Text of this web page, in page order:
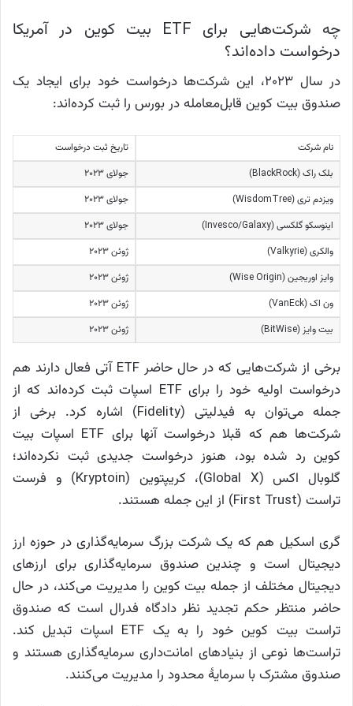
چه شرکت‌هایی برای ETF بیت کوین در آمریکا
درخواست داده‌اند؟
در سال ۲۰۲۳، این شرکت‌ها درخواست خود برای ایجاد یک
صندوق بیت کوین قابل‌معامله در بورس را ثبت کرده‌اند:
نام شرکت
تاریخ ثبت درخواست
بلک راک (BlackRock)
جولای ۲۰۲۳
ویزدم تری (WisdomTree)
جولای ۲۰۲۳
اینوسکو گلکسی (Invesco/Galaxy)
جولای ۲۰۲۳
والکری (Valkyrie)
ژوئن ۲۰۲۳
وایز اوریجین (Wise Origin)
ژوئن ۲۰۲۳
ون اک (VanEck)
ژوئن ۲۰۲۳
بیت وایز (BitWise)
ژوئن ۲۰۲۳
برخی از شرکت‌هایی که در حال حاضر ETF آتی فعال دارند هم
درخواست اولیه خود را برای ETF اسپات ثبت کرده‌اند که از
جمله می‌توان به فیدلیتی (Fidelity) اشاره کرد. برخی از
شرکت‌ها هم که قبلا درخواست آنها برای ETF اسپات بیت
کوین رد شده بود، هنوز درخواست جدیدی ثبت نکرده‌اند؛
گلوبال اکس (Global X)، کریپتوین (Kryptoin)‌ و فرست
تراست (First Trust) از این جمله هستند.
گری اسکیل هم که یک شرکت بزرگ سرمایه‌گذاری در حوزه ارز
دیجیتال است و چندین صندوق سرمایه‌گذاری برای ارزهای
دیجیتال مختلف از جمله بیت کوین را مدیریت می‌کند، در حال
حاضر منتظر حکم تجدید نظر دادگاه فدرال است که صندوق
تراست بیت کوین خود را به یک ETF‌ اسپات تبدیل کند.
تراست‌ها نوعی از بنیادهای امانت‌داری سرمایه‌گذاری هستند و
صندوق مشترک با سرمایهٔ محدود را مدیریت می‌کنند.